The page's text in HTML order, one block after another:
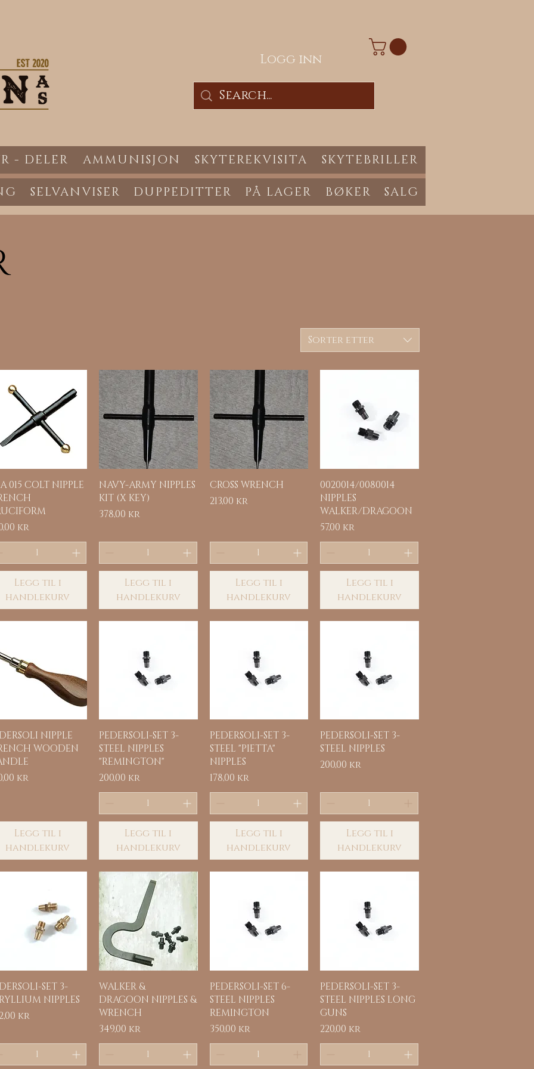
Logg inn
- DELER AMMUNISJON SKYTEREKVISITA SKYTEBRILLER
SELVANVISER DUPPEDITTER PÅ LAGER BØKER SALG
Sorter etter
Hurtigvisning
015 COLT NIPPLE
kr
Legg til i
handlekurv
Hurtigvisning
NAVY-ARMY NIPPLES
KIT (X KEY)
Pris
378,00 kr
Legg til i
handlekurv
Hurtigvisning
CROSS WRENCH
Pris
213,00 kr
Legg til i
handlekurv
Hurtigvisning
0020014/0080014
NIPPLES
WALKER/DRAGOON
Pris
57,00 kr
Legg til i
handlekurv
Hurtigvisning
NIPPLE
WOODEN
kr
Legg til i
handlekurv
Hurtigvisning
PEDERSOLI-SET 3-
STEEL NIPPLES
"REMINGTON"
Pris
200,00 kr
Legg til i
handlekurv
Hurtigvisning
PEDERSOLI-SET 3-
STEEL "PIETTA"
NIPPLES
Pris
178,00 kr
Legg til i
handlekurv
Hurtigvisning
PEDERSOLI-SET 3-
STEEL NIPPLES
Pris
200,00 kr
Legg til i
handlekurv
Hurtigvisning
SET 3-
NIPPLES
kr
Hurtigvisning
WALKER &
DRAGOON NIPPLES &
WRENCH
Pris
349,00 kr
Hurtigvisning
PEDERSOLI-SET 6-
STEEL NIPPLES
REMINGTON
Pris
350,00 kr
Hurtigvisning
PEDERSOLI-SET 3-
STEEL NIPPLES LONG
GUNS
Pris
220,00 kr